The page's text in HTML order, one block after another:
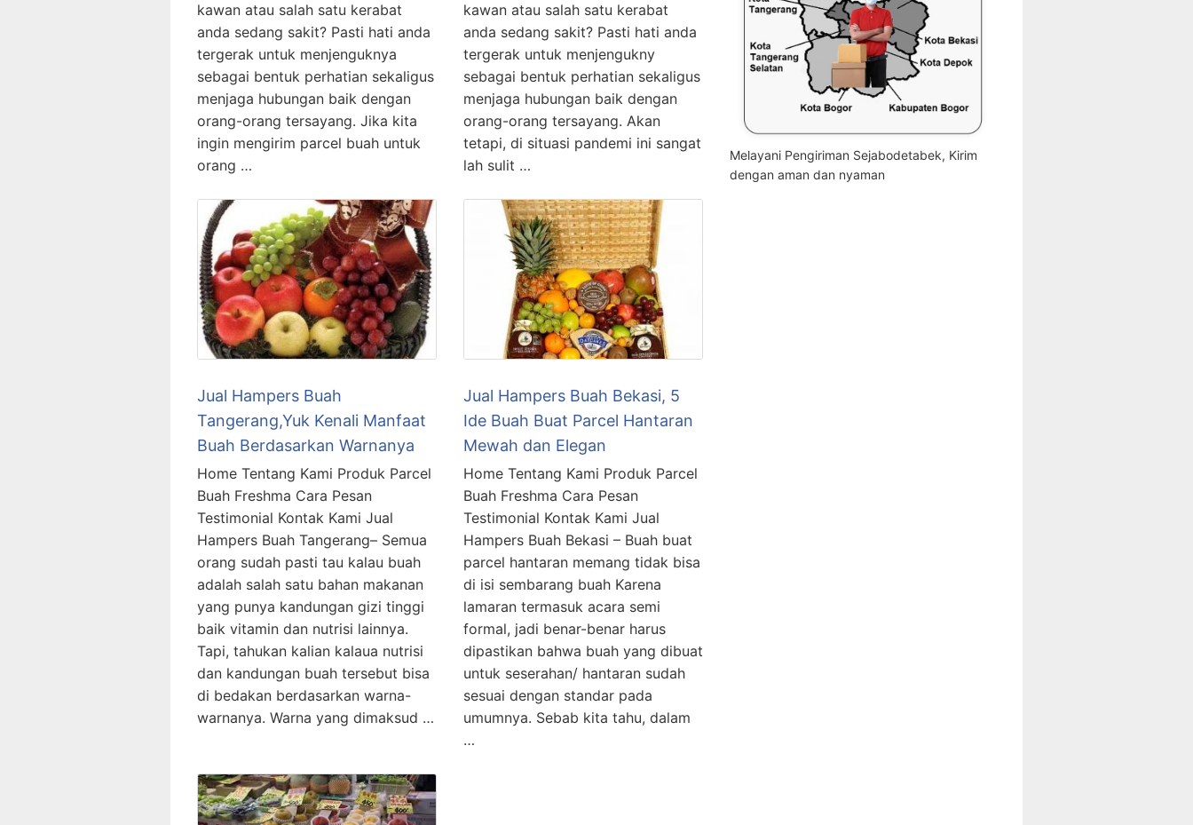
kawan atau salah satu kerabat
anda sedang sakit? Pasti hati anda
tergerak untuk menjenguknya
sebagai bentuk perhatian sekaligus
menjaga hubungan baik dengan
orang-orang tersayang. Jika kita
ingin mengirim parcel buah untuk
orang …
kawan atau salah satu kerabat
anda sedang sakit? Pasti hati anda
tergerak untuk menjengukny
sebagai bentuk perhatian sekaligus
menjaga hubungan baik dengan
orang-orang tersayang. Akan
tetapi, di situasi pandemi ini sangat
lah sulit …
Jual Hampers Buah
Tangerang,Yuk Kenali Manfaat
Buah Berdasarkan Warnanya
Home Tentang Kami Produk Parcel
Buah Freshma Cara Pesan
Testimonial Kontak Kami Jual
Hampers Buah Tangerang– Semua
orang sudah pasti tau kalau buah
adalah salah satu bahan makanan
yang punya kandungan gizi tinggi
baik vitamin dan nutrisi lainnya.
Tapi, tahukan kalian kalaua nutrisi
dan kandungan buah tersebut bisa
di bedakan berdasarkan warna-
warnanya. Warna yang dimaksud …
Jual Hampers Buah Bekasi, 5
Ide Buah Buat Parcel Hantaran
Mewah dan Elegan
Home Tentang Kami Produk Parcel
Buah Freshma Cara Pesan
Testimonial Kontak Kami Jual
Hampers Buah Bekasi – Buah buat
parcel hantaran memang tidak bisa
di isi sembarang buah Karena
lamaran termasuk acara semi
formal, jadi benar-benar harus
dipastikan bahwa buah yang dibuat
untuk seserahan/ hantaran sudah
sesuai dengan standar pada
umumnya. Sebab kita tahu, dalam
…
Melayani Pengiriman Sejabodetabek, Kirim
dengan aman dan nyaman